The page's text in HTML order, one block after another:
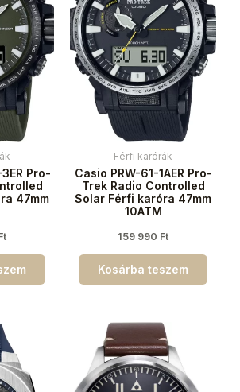
Pro-
47mm
Férfi karórák
Casio PRW-61-1AER Pro-
Trek Radio Controlled
Solar Férfi karóra 47mm
10ATM
159 990 Ft
Kosárba teszem